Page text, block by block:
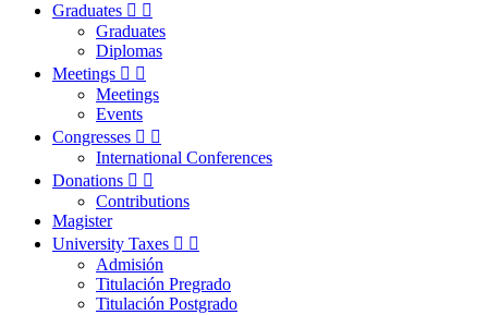
Graduates  
Graduates
Diplomas
Meetings  
Meetings
Events
Congresses  
International Conferences
Donations  
Contributions
Magister
University Taxes  
Admisión
Titulación Pregrado
Titulación Postgrado